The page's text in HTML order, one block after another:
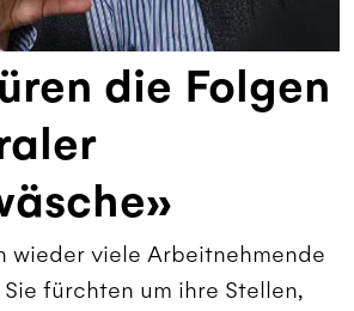
die Folgen
wieder viele Arbeitnehmende
fürchten um ihre Stellen,